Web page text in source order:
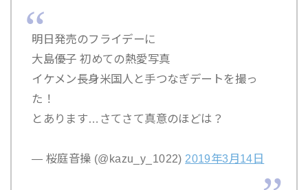
明日発売のフライデーに
大島優子 初めての熱愛写真
イケメン長身米国人と手つなぎデートを撮っ
た！
とあります…さてさて真意のほどは？
— 桜庭音操 (@kazu_y_1022) 2019年3月14日